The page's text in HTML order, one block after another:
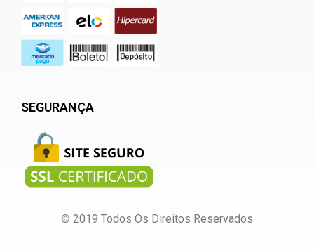
SEGURANÇA
© 2019 Todos Os Direitos Reservados